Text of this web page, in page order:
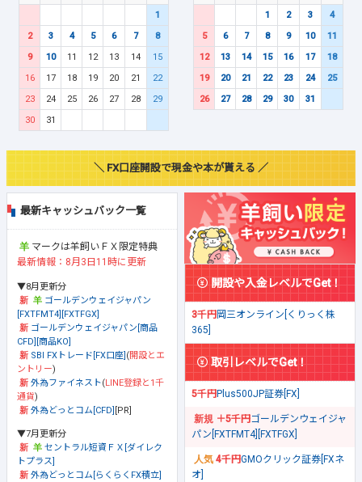
1
2
3 4 5 6 7
8
9
10 11 12 13 14
15
16
17 18 19 20 21
22
23
24 25 26 27 28
29
30
31
1
2 3
4
5
6 7 8 9 10
11
12
13 14 15 16 17
18
19
20 21 22 23 24
25
26
27 28 29 30 31
＼ FX口座開設で現金や本が貰える ／
最新キャッシュバック一覧
マークは羊飼いＦＸ限定特典
最新情報：8月3日11時に更新
▼8月更新分
ゴールデンウェイジャパン
[FXTFMT4][FXTFGX]
ゴールデンウェイジャパン[商品
CFD][商品KO]
SBI FXトレード[FX口座] (開設とエ
ントリー)
外為ファイネスト(LINE登録と1千
通貨)
外為どっとコム[CFD] [PR]
▼7月更新分
セントラル短資ＦＸ[ダイレク
トプラス]
外為どっとコム[らくらくFX積立]
開設や入金レベルでGet！
3千円岡三オンライン[くりっく株
365]
取引レベルでGet！
5千円Plus500JP証券[FX]
＋5千円ゴールデンウェイジャ
パン[FXTFMT4][FXTFGX]
4千円GMOクリック証券[FXネ
オ]